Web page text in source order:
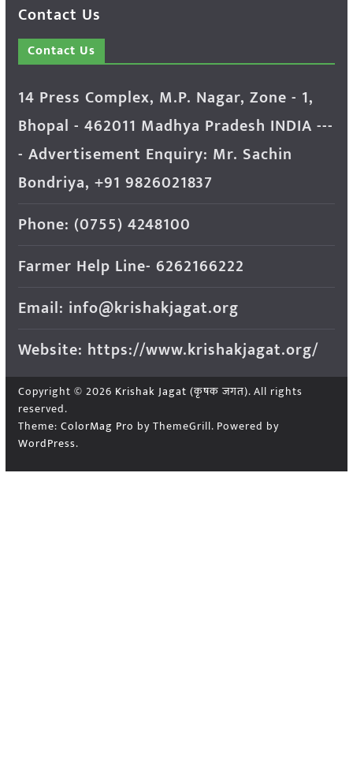
Contact Us
Contact Us
14 Press Complex, M.P. Nagar, Zone - 1,
Bhopal - 462011 Madhya Pradesh INDIA ---
- Advertisement Enquiry: Mr. Sachin
Bondriya, +91 9826021837
Phone: (0755) 4248100
Farmer Help Line- 6262166222
Email: info@krishakjagat.org
Website: https://www.krishakjagat.org/
Copyright © 2026 Krishak Jagat (कृषक जगत). All rights
reserved.
Theme: ColorMag Pro by ThemeGrill. Powered by
WordPress.